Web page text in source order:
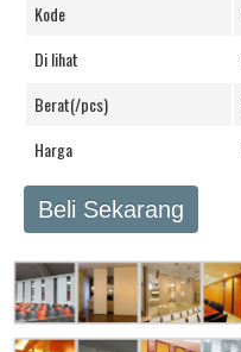
Kode
Di lihat
Berat(/pcs)
Harga
Beli Sekarang